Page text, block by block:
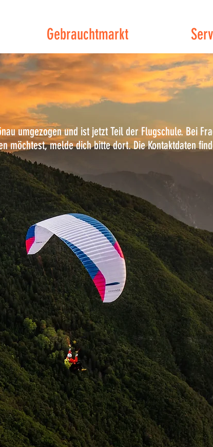
Gebrauchtmarkt
umgezogen und ist jetzt Teil der Flugschule. Bei
möchtest, melde dich bitte dort. Die Kontaktdaten